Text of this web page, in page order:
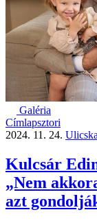
Galéria
Címlapsztori
2024. 11. 24.
Kulcsár
„Nem
azt